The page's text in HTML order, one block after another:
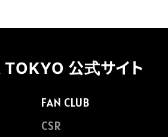
公式サイト
FAN CLUB
CSR